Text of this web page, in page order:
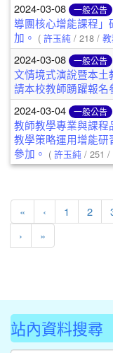
2024-03-08 一般公告
導團核心增能課程
加。 ( 許玉純 / 218 /
2024-03-08 一般公告
文情境式演說暨本土
請本校教師踴躍報名
2024-03-04 一般公告
教師教學專業與課
教學策略運用增能研
參加。 ( 許玉純 / 251 /
« 第一頁
‹ 上一頁
1 2
› 下一頁
»
站內資料搜尋